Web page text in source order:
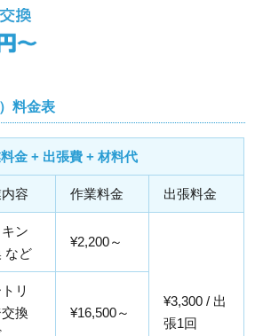
料金表
金 + 出張費 + 材料代
容 作業料金 出張料金
ン
など
¥2,200～
¥3,300 / 出
張1回
リ
換
¥16,500～